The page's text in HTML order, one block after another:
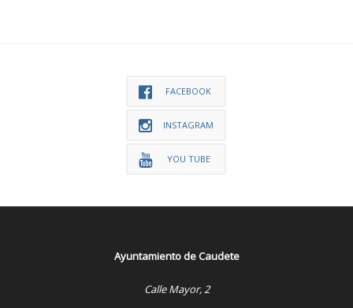
FACEBOOK
INSTAGRAM
YOU TUBE
Ayuntamiento de Caudete
Calle Mayor, 2